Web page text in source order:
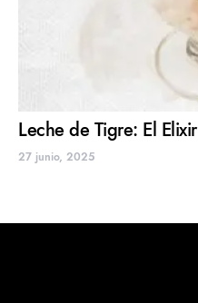
Leche de Tigre: El
27 junio, 2025